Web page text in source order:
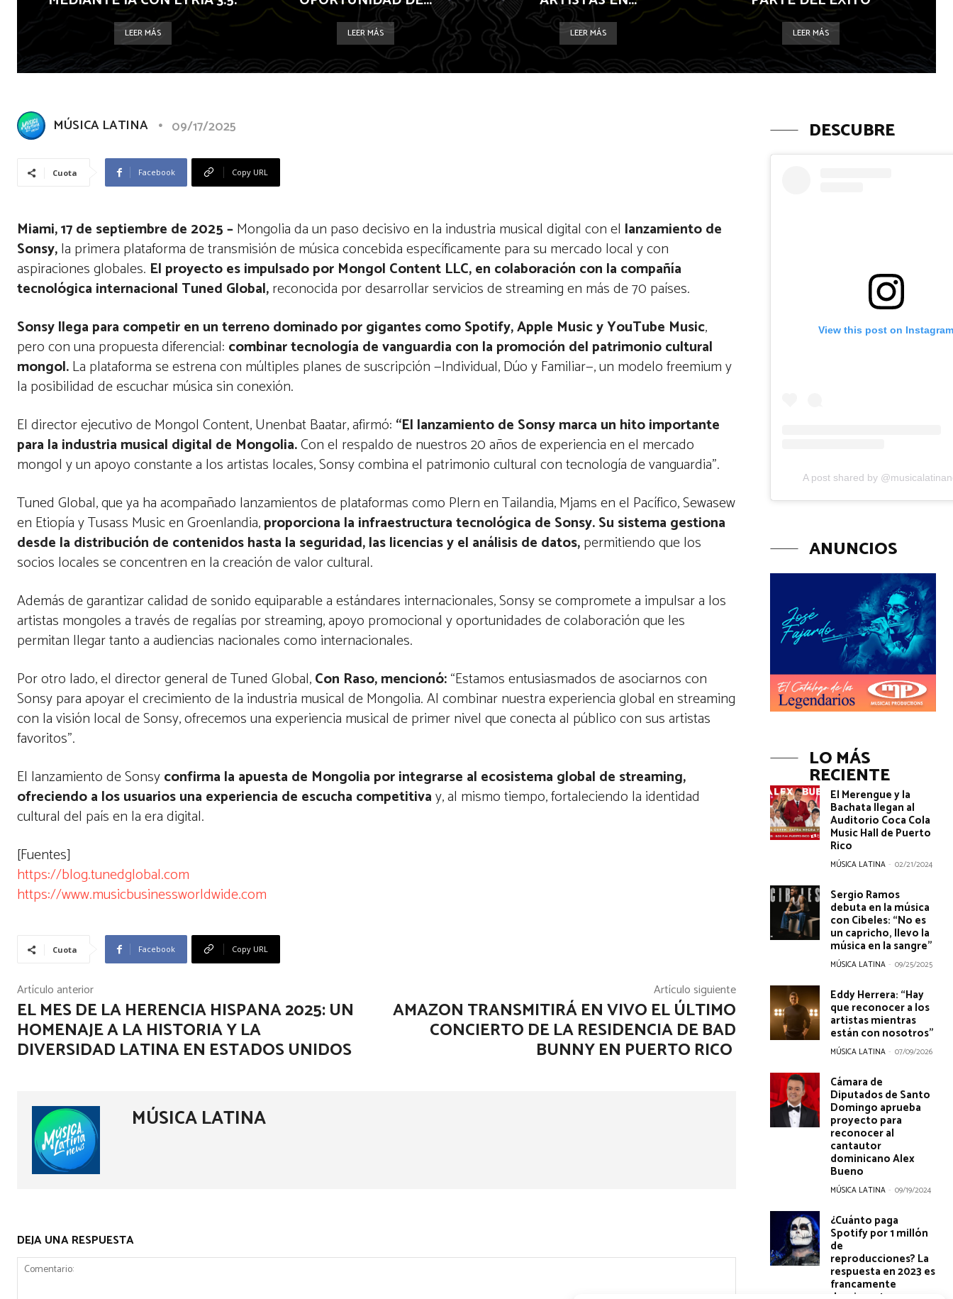
LEER MÁS LEER MÁS LEER MÁS LEER MÁS
MÚSICA LATINA 09/17/2025
Cuota Facebook Copy URL
Miami, 17 de septiembre de 2025 –Mongolia da un paso decisivo en la industria musical digital con el lanzamiento de
Sonsy,la primera plataforma de transmisión de música concebida específicamente para su mercado local y con
aspiraciones globales. El proyecto es impulsado por Mongol Content LLC, en colaboración con la compañía
tecnológica internacional Tuned Global,reconocida por desarrollar servicios de streaming en más de 70 países.
Sonsy llega para competir en un terreno dominado por gigantes como Spotify, Apple Music y YouTube Music,
pero con una propuesta diferencial: combinar tecnología de vanguardia con la promoción del patrimonio cultural
mongol.La plataforma se estrena con múltiples planes de suscripción —Individual, Dúo y Familiar—, un modelo freemium y
la posibilidad de escuchar música sin conexión.
El director ejecutivo de Mongol Content, Unenbat Baatar, afirmó: “El lanzamiento de Sonsy marca un hito importante
para la industria musical digital de Mongolia.Con el respaldo de nuestros 20 años de experiencia en el mercado
mongol y un apoyo constante a los artistas locales, Sonsy combina el patrimonio cultural con tecnología de vanguardia”.
Tuned Global, que ya ha acompañado lanzamientos de plataformas como Plern en Tailandia, Mjams en el Pacífico, Sewasew
en Etiopía y Tusass Music en Groenlandia,proporciona la infraestructura tecnológica de Sonsy. Su sistema gestiona
desde la distribución de contenidos hasta la seguridad, las licencias y el análisis de datos,permitiendo que los
socios locales se concentren en la creación de valor cultural.
Además de garantizar calidad de sonido equiparable a estándares internacionales, Sonsy se compromete a impulsar a los
artistas mongoles a través de regalías por streaming, apoyo promocional y oportunidades de colaboración que les
permitan llegar tanto a audiencias nacionales como internacionales.
Por otro lado, el director general de Tuned Global,Con Raso, mencionó:“Estamos entusiasmados de asociarnos con
Sonsy para apoyar el crecimiento de la industria musical de Mongolia. Al combinar nuestra experiencia global en streaming
con la visión local de Sonsy, ofrecemos una experiencia musical de primer nivel que conecta al público con sus artistas
favoritos”.
El lanzamiento de Sonsyconfirma la apuesta de Mongolia por integrarse al ecosistema global de streaming,
ofreciendo a los usuarios una experiencia de escucha competitivay, al mismo tiempo, fortaleciendo la identidad
cultural del país en la era digital.
[Fuentes]
https://blog.tunedglobal.com
https://www.musicbusinessworldwide.com
Cuota Facebook Copy URL
Artículo anterior
EL MES DE LA HERENCIA HISPANA 2025: UN
HOMENAJE A LA HISTORIA Y LA
DIVERSIDAD LATINA EN ESTADOS UNIDOS
Artículo siguiente
AMAZON TRANSMITIRÁ EN VIVO EL ÚLTIMO
CONCIERTO DE LA RESIDENCIA DE BAD
BUNNY EN PUERTO RICO
MÚSICA LATINA
DEJA UNA RESPUESTA
DESCUBRE
View this post on
A post shared by
ANUNCIOS
LO MÁS
RECIENTE
El Merengue y la
Bachata llegan al
Auditorio Coca Cola
Music Hall de Puerto
Rico
MÚSICA LATINA - 02/21/2024
Sergio Ramos
debuta en la música
con Cibeles: “No es
un capricho, llevo la
música en la sangre”
MÚSICA LATINA - 09/25/2025
Eddy Herrera: “Hay
que reconocer a los
artistas mientras
están con nosotros”
MÚSICA LATINA - 07/09/2026
Cámara de
Diputados de Santo
Domingo aprueba
proyecto para
reconocer al
cantautor
dominicano Alex
Bueno
MÚSICA LATINA - 09/19/2024
¿Cuánto paga
Spotify por 1 millón
de
reproducciones? La
respuesta en 2023 es
francamente